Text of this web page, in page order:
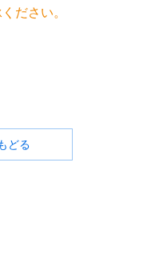
ださい。
どる